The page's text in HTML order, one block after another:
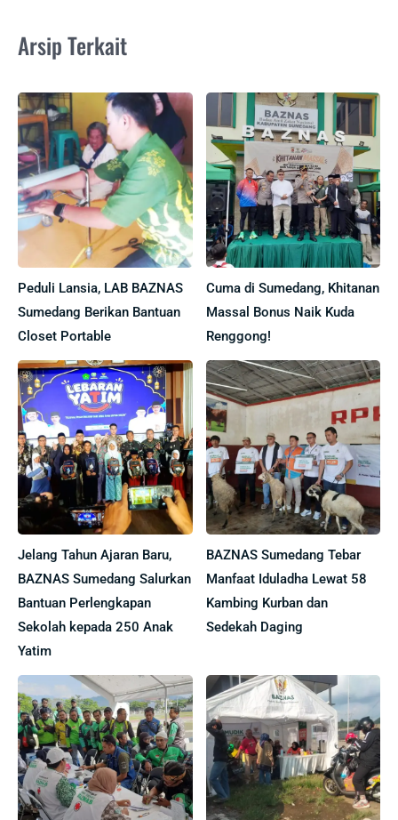
Arsip Terkait
Peduli Lansia, LAB BAZNAS
Sumedang Berikan Bantuan
Closet Portable
Cuma di Sumedang, Khitanan
Massal Bonus Naik Kuda
Renggong!
Jelang Tahun Ajaran Baru,
BAZNAS Sumedang Salurkan
Bantuan Perlengkapan
Sekolah kepada 250 Anak
Yatim
BAZNAS Sumedang Tebar
Manfaat Iduladha Lewat 58
Kambing Kurban dan
Sedekah Daging